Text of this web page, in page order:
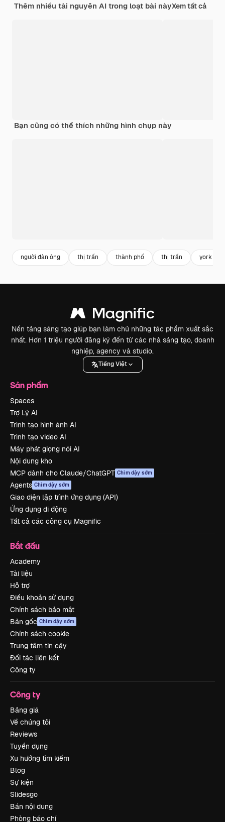
Thêm nhiều tài nguyên AI trong loạt bài nàyXem tất cả
Bạn cũng có thể thích những hình chụp này
người đàn ông thị trấn thành phố thị trấn york
Nền tảng sáng tạo giúp bạn làm chủ những tác phẩm xuất sắc
nhất. Hơn 1 triệu người đăng ký đến từ các nhà sáng tạo, doanh
nghiệp, agency và studio.
Tiếng Việt
Sản phẩm
Spaces
Trợ Lý AI
Trình tạo hình ảnh AI
Trình tạo video AI
Máy phát giọng nói AI
Nội dung kho
MCP dành cho Claude/ChatGPT Chim dậy sớm
Agents Chim dậy sớm
Giao diện lập trình ứng dụng (API)
Ứng dụng di động
Tất cả các công cụ Magnific
Bắt đầu
Academy
Tài liệu
Hỗ trợ
Điều khoản sử dụng
Chính sách bảo mật
Bản gốc Chim dậy sớm
Chính sách cookie
Trung tâm tin cậy
Đối tác liên kết
Công ty
Công ty
Bảng giá
Về chúng tôi
Reviews
Tuyển dụng
Xu hướng tìm kiếm
Blog
Sự kiện
Slidesgo
Bán nội dung
Phòng báo chí